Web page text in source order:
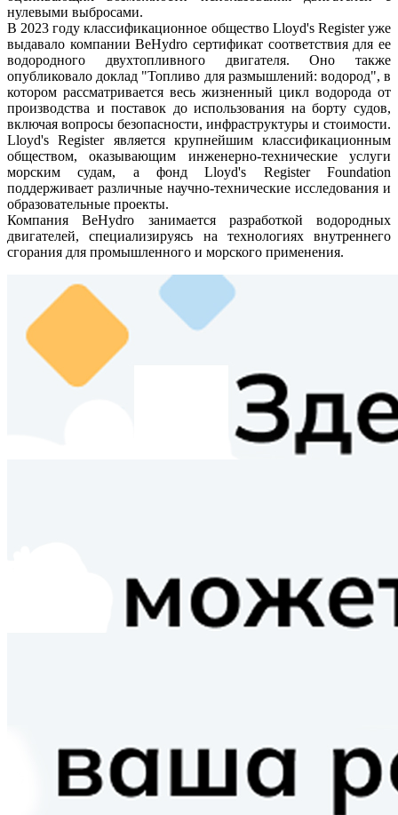
нулевыми выбросами.
В 2023 году классификационное общество Lloyd's Register уже
выдавало компании BeHydro сертификат соответствия для ее
водородного двухтопливного двигателя. Оно также
опубликовало доклад "Топливо для размышлений: водород", в
котором рассматривается весь жизненный цикл водорода от
производства и поставок до использования на борту судов,
включая вопросы безопасности, инфраструктуры и стоимости.
Lloyd's Register является крупнейшим классификационным
обществом, оказывающим инженерно-технические услуги
морским судам, а фонд Lloyd's Register Foundation
поддерживает различные научно-технические исследования и
образовательные проекты.
Компания BeHydro занимается разработкой водородных
двигателей, специализируясь на технологиях внутреннего
сгорания для промышленного и морского применения.